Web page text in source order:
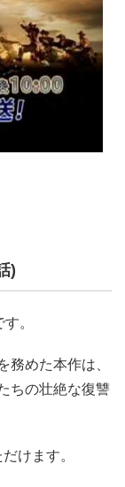
)
。
務めた本作は、
ちの壮絶な復讐
けます。